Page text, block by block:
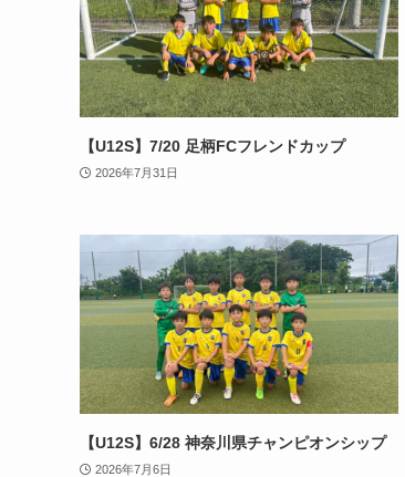
【U12S】7/20 足柄FCフレンドカップ
2026年7月31日
【U12S】6/28 神奈川県チャンピオンシップ
2026年7月6日